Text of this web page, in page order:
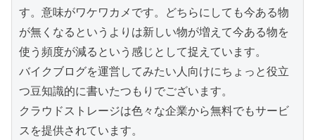
す。意味がワケワカメです。どちらにしても今ある物
が無くなるというよりは新しい物が増えて今ある物を
使う頻度が減るという感じとして捉えています。
バイクブログを運営してみたい人向けにちょっと役立
つ豆知識的に書いたつもりでございます。
クラウドストレージは色々な企業から無料でもサービ
スを提供されています。